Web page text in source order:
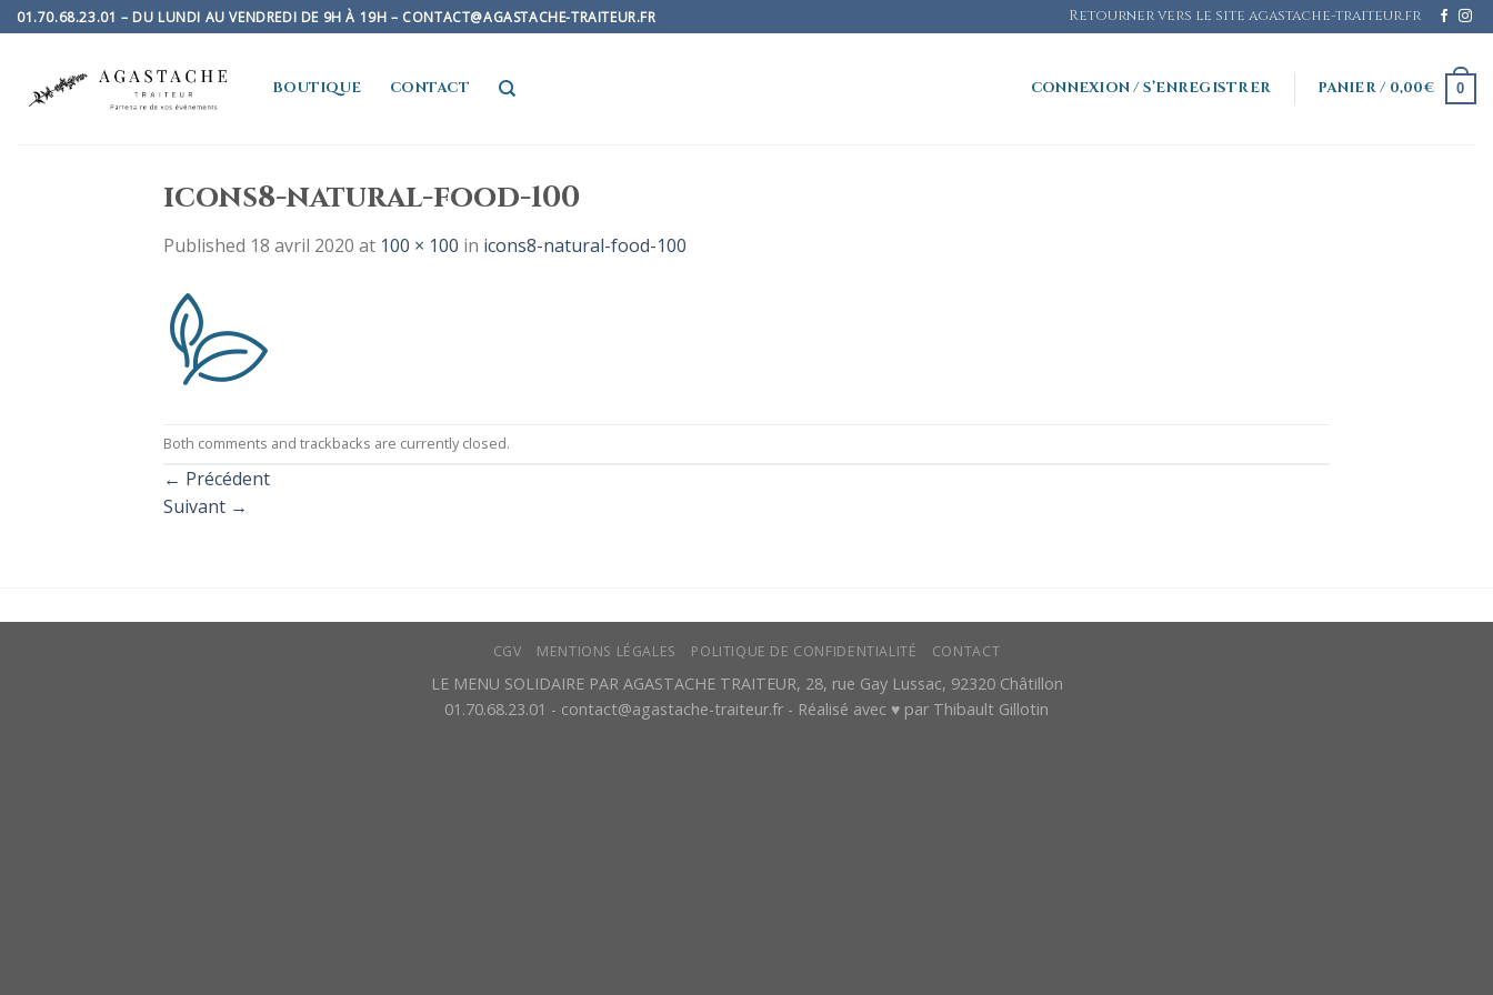
Skip
to
01.70.68.23.01 – DU LUNDI AU VENDREDI DE 9H À 19H – CONTACT@AGASTACHE-TRAITEUR.FR Retourner vers le site agastache-traiteur.fr
BOUTIQUE CONTACT CONNEXION / S’ENREGISTRER PANIER / 0,00€ 0
icons8-natural-food-100
Published 18 avril 2020 at 100 × 100 in icons8-natural-food-100
Both comments and trackbacks are currently closed.
← Précédent
Suivant →
CGV MENTIONS LÉGALES POLITIQUE DE CONFIDENTIALITÉ CONTACT
LE MENU SOLIDAIRE PAR AGASTACHE TRAITEUR, 28, rue Gay Lussac, 92320 Châtillon
01.70.68.23.01 - contact@agastache-traiteur.fr - Réalisé avec ♥ par Thibault Gillotin